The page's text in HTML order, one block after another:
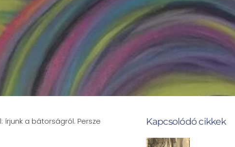
a bátorságról. Persze
Kapcsolódó cikkek